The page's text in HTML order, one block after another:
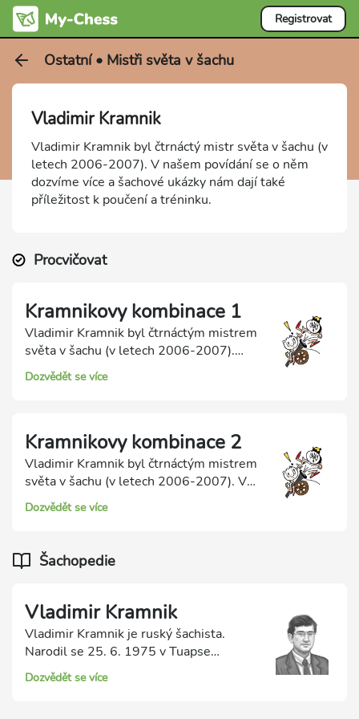
Registrovat
Ostatní • Mistři světa v šachu
Vladimir Kramnik
Vladimir Kramnik byl čtrnáctý mistr světa v šachu (v
letech 2006-2007). V našem povídání se o něm
dozvíme více a šachové ukázky nám dají také
příležitost k poučení a tréninku.
Procvičovat
Kramnikovy kombinace 1
Vladimir Kramnik byl čtrnáctým mistrem
světa v šachu (v letech 2006-2007).
Najděte správný úvodní tah ve všech
osmi jednodušších kombinacích našeho
Dozvědět se více
Kramnikovy kombinace 2
Vladimir Kramnik byl čtrnáctým mistrem
světa v šachu (v letech 2006-2007). V
roce 2000 nečekaně porazil v zápase
Kasparova, mistrem světa se stal o
nejlepší úvodní tah v každé pozici.
Dozvědět se více
Šachopedie
Vladimir Kramnik
Vladimir Kramnik je ruský šachista.
Narodil se 25. 6. 1975 v Tuapse
(tehdejší Sovětský svaz). Byl čtrnáctým
mistrem světa v šachu v letech 2006 -
Dozvědět se více